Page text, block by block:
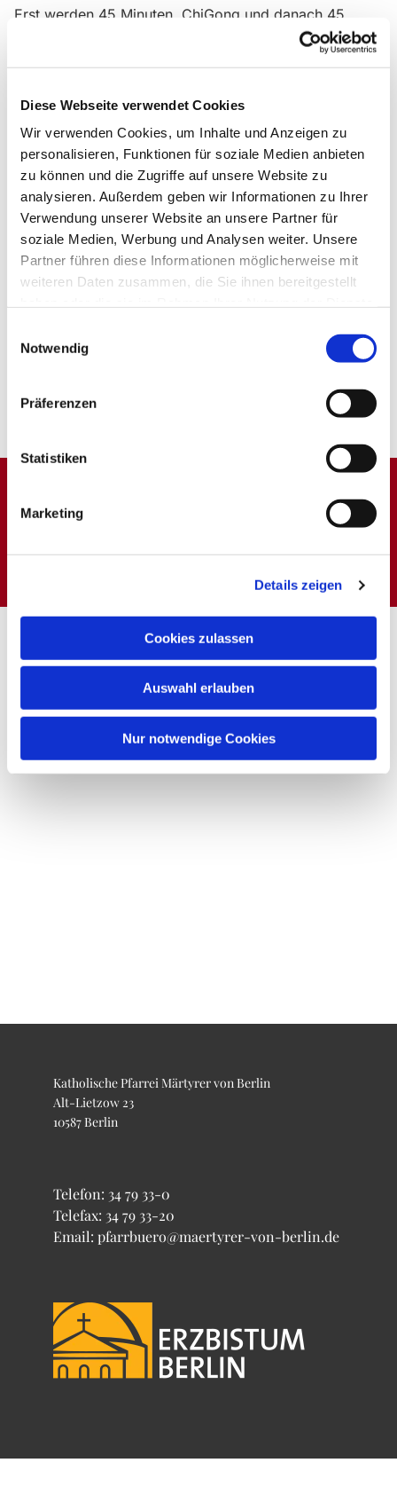
Diese Webseite verwendet Cookies
Wir verwenden Cookies, um Inhalte und Anzeigen zu
personalisieren, Funktionen für soziale Medien anbieten
zu können und die Zugriffe auf unsere Website zu
analysieren. Außerdem geben wir Informationen zu Ihrer
Verwendung unserer Website an unsere Partner für
soziale Medien, Werbung und Analysen weiter. Unsere
Partner führen diese Informationen möglicherweise mit
weiteren Daten zusammen, die Sie ihnen bereitgestellt
Notwendig
Präferenzen
Statistiken
Marketing
Details zeigen
Cookies zulassen
Auswahl erlauben
Nur notwendige Cookies
Erst werden 45 Minuten ChiGong und danach 45
Minuten ThaiChi gemacht. Wer Lust hat kann beides
Dies könnte Sie auch
Katholische Pfarrei Märtyrer von Berlin
Alt-Lietzow 23
10587 Berlin
Telefon: 34 79 33-0
Telefax: 34 79 33-20
Email: pfarrbuero@maertyrer-von-berlin.de